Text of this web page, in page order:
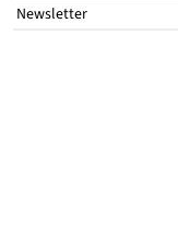
Newsletter